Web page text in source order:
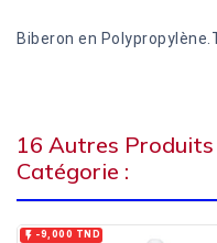
Biberon en
16 Autres Produits
Catégorie :
 -9,000 TND